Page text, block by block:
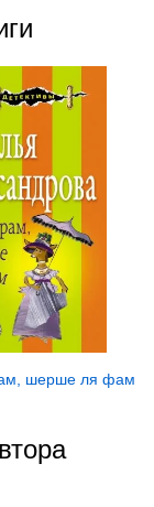
шерше ля фам